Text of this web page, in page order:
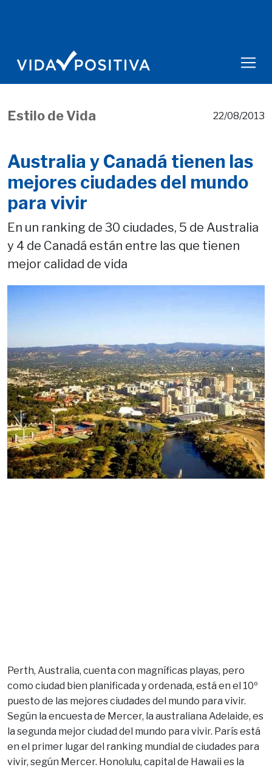
Estilo de Vida 22/08/2013
Australia y Canadá tienen las
mejores ciudades del mundo
para vivir
En un ranking de 30 ciudades, 5 de Australia
y 4 de Canadá están entre las que tienen
mejor calidad de vida
Perth, Australia, cuenta con magníficas playas, pero
como ciudad bien planificada y ordenada, está en el 10º
puesto de las mejores ciudades del mundo para vivir.
Según la encuesta de Mercer, la australiana Adelaide, es
la segunda mejor ciudad del mundo para vivir. París está
en el primer lugar del ranking mundial de ciudades para
vivir, según Mercer. Honolulu, capital de Hawaii es la